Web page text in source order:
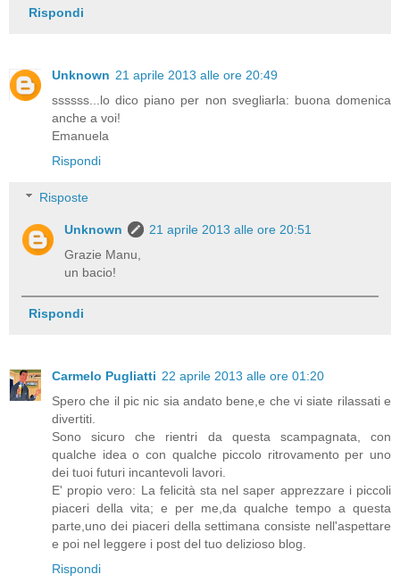
Rispondi
Unknown 21 aprile 2013 alle ore 20:49
ssssss...lo dico piano per non svegliarla: buona domenica
anche a voi!
Emanuela
Rispondi
Risposte
Unknown
21 aprile 2013 alle ore 20:51
Grazie Manu,
un bacio!
Rispondi
Carmelo Pugliatti 22 aprile 2013 alle ore 01:20
Spero che il pic nic sia andato bene,e che vi siate rilassati e
divertiti.
Sono sicuro che rientri da questa scampagnata, con
qualche idea o con qualche piccolo ritrovamento per uno
dei tuoi futuri incantevoli lavori.
E' propio vero: La felicità sta nel saper apprezzare i piccoli
piaceri della vita; e per me,da qualche tempo a questa
parte,uno dei piaceri della settimana consiste nell'aspettare
e poi nel leggere i post del tuo delizioso blog.
Rispondi